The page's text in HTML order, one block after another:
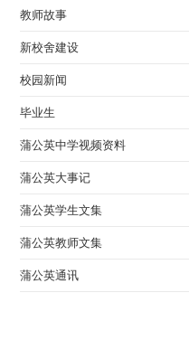
教师故事
新校舍建设
校园新闻
毕业生
蒲公英中学视频资料
蒲公英大事记
蒲公英学生文集
蒲公英教师文集
蒲公英通讯